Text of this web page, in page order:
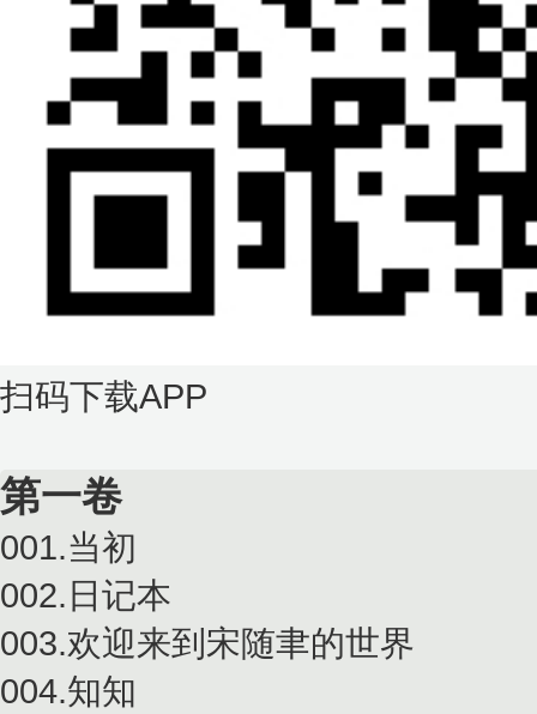
扫码下载APP
第一卷
001.当初
002.日记本
003.欢迎来到宋随聿的世界
004.知知